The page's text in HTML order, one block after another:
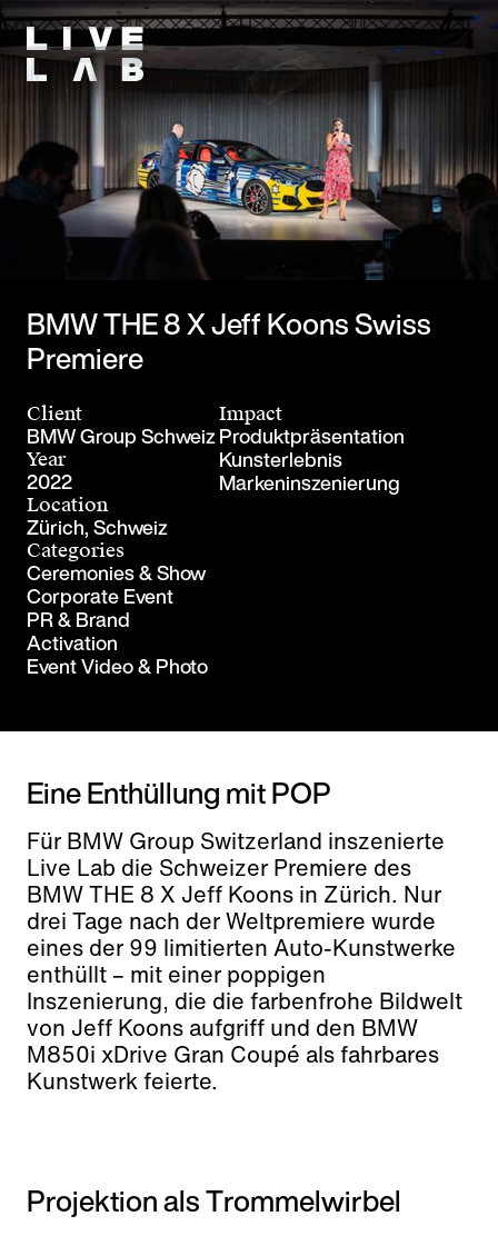
BMW THE 8 X Jeff Koons Swiss
Premiere
Client
BMW Group Schweiz
Year
2022
Location
Zürich, Schweiz
Categories
Ceremonies & Show
Corporate Event
PR & Brand
Activation
Event Video & Photo
Impact
Produktpräsentation
Kunsterlebnis
Markeninszenierung
Eine Enthüllung mit POP
Für BMW Group Switzerland inszenierte
Live Lab die Schweizer Premiere des
BMW THE 8 X Jeff Koons in Zürich. Nur
drei Tage nach der Weltpremiere wurde
eines der 99 limitierten Auto-Kunstwerke
enthüllt – mit einer poppigen
Inszenierung, die die farbenfrohe Bildwelt
von Jeff Koons aufgriff und den BMW
M850i xDrive Gran Coupé als fahrbares
Kunstwerk feierte.
Projektion als Trommelwirbel